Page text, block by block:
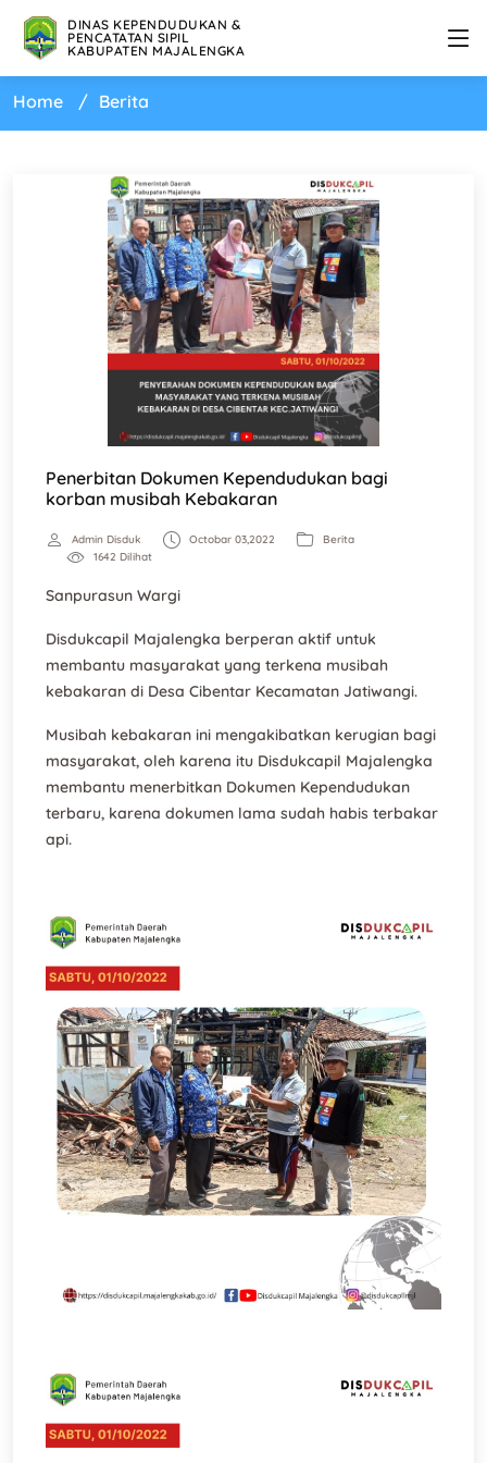
DINAS KEPENDUDUKAN &
PENCATATAN SIPIL
KABUPATEN MAJALENGKA
Home Berita
Penerbitan Dokumen Kependudukan bagi
korban musibah Kebakaran
Admin Disduk Octobar 03,2022
Berita
1642 Dilihat
Sanpurasun Wargi
Disdukcapil Majalengka berperan aktif untuk
membantu masyarakat yang terkena musibah
kebakaran di Desa Cibentar Kecamatan Jatiwangi.
Musibah kebakaran ini mengakibatkan kerugian bagi
masyarakat, oleh karena itu Disdukcapil Majalengka
membantu menerbitkan Dokumen Kependudukan
terbaru, karena dokumen lama sudah habis terbakar
api.